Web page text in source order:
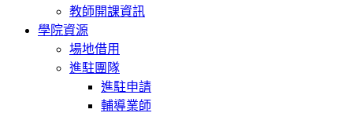
教師開課資訊
學院資源
場地借用
進駐團隊
進駐申請
輔導業師